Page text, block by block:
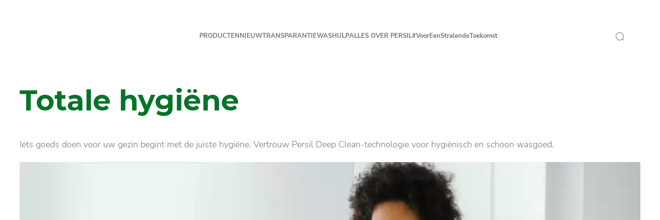
PRODUCTENNIEUWTRANSPARANTIEWASHULPALLES OVER PERSIL#VoorEenStralendeToekomst
Totale hygiëne
Iets goeds doen voor uw gezin begint met de juiste hygiëne. Vertrouw Persil Deep Clean-technologie voor hygiënisch en schoon wasgoed.